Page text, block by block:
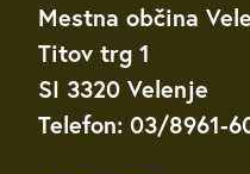
Mestna občina
Titov trg 1
SI 3320 Velenje
Telefon: 03/8961-